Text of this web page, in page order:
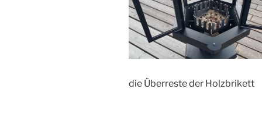
die Überreste der Holzbrikett